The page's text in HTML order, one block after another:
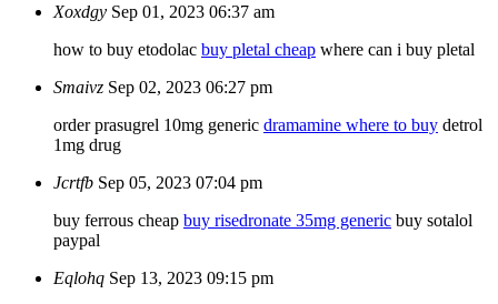
Xoxdgy Sep 01, 2023 06:37 am
how to buy etodolac buy pletal cheap where can i buy pletal
Smaivz Sep 02, 2023 06:27 pm
order prasugrel 10mg generic dramamine where to buy detrol
1mg drug
Jcrtfb Sep 05, 2023 07:04 pm
buy ferrous cheap buy risedronate 35mg generic buy sotalol
paypal
Eqlohq Sep 13, 2023 09:15 pm